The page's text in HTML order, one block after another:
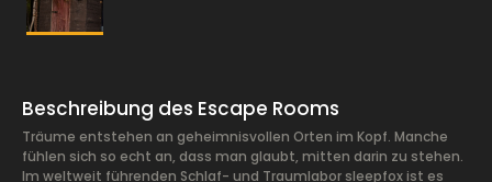
Beschreibung des Escape Rooms
Träume entstehen an geheimnisvollen Orten im Kopf. Manche
fühlen sich so echt an, dass man glaubt, mitten darin zu stehen.
Im weltweit führenden Schlaf- und Traumlabor sleepfox ist es